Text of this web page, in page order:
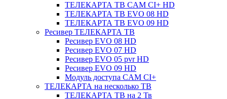
ТЕЛЕКАРТА ТВ CAM CI+ HD
ТЕЛЕКАРТА ТВ EVO 08 HD
ТЕЛЕКАРТА ТВ EVO 09 HD
Ресивер ТЕЛЕКАРТА ТВ
Ресивер EVO 08 HD
Ресивер EVO 07 HD
Ресивер EVO 05 pvr HD
Ресивер EVO 09 HD
Модуль доступа CAM CI+
ТЕЛЕКАРТА на несколько ТВ
ТЕЛЕКАРТА ТВ на 2 Тв